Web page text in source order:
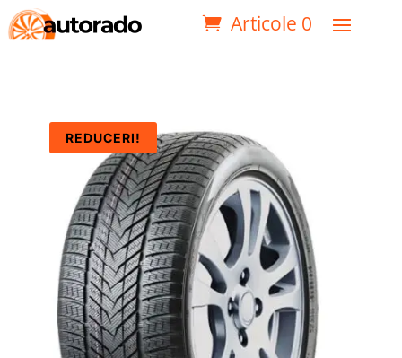
Articole 0
REDUCERI!